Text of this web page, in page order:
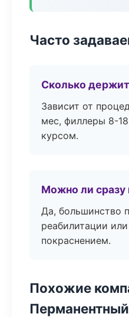
Часто
Сколько
Зависит от
мес, филлеры 8-
курсом.
Можно ли сразу
Да, большинство
реабилитации
покраснением.
Похожие